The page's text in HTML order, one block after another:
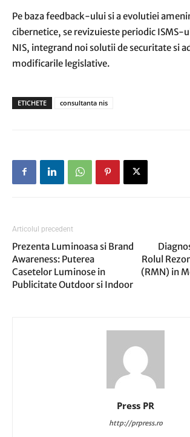
Pe baza feedback-ului si a evolutiei
cibernetice, se revizuieste periodic ISMS-
NIS, integrand noi solutii de securitate si
modificarile legislative.
ETICHETE consultanta nis
Articolul precedent
Prezenta Luminoasa si Brand
Awareness: Puterea
Casetelor Luminose in
Publicitate Outdoor si Indoor
Rolul
(RMN) in
Press PR
http://prpress.ro